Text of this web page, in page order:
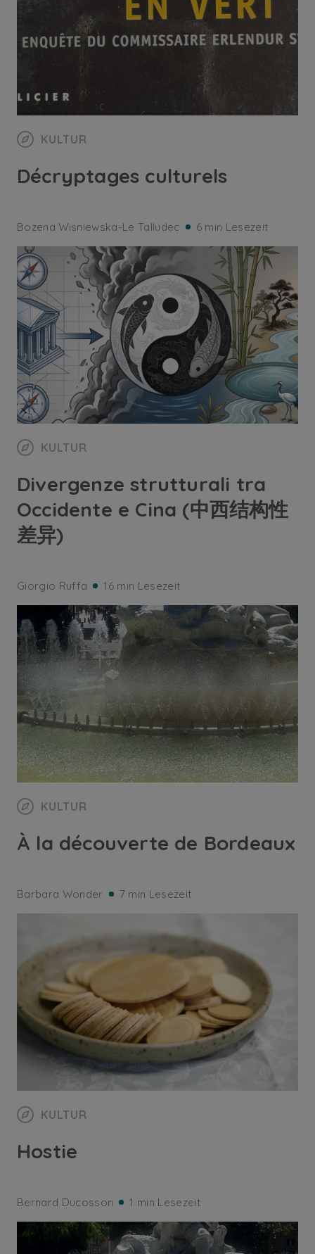
KULTUR
Décryptages culturels
Bozena Wisniewska-Le Talludec 6 min Lesezeit
KULTUR
Divergenze strutturali tra
Occidente e Cina (中西结构性
差异)
Giorgio Ruffa 16 min Lesezeit
KULTUR
À la découverte de Bordeaux
Barbara Wonder 7 min Lesezeit
KULTUR
Hostie
Bernard Ducosson 1 min Lesezeit